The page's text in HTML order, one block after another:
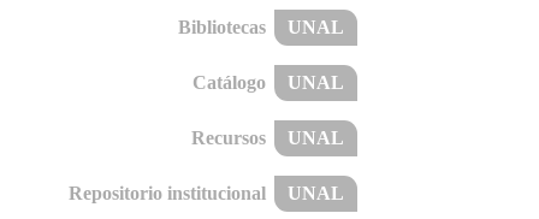
Bibliotecas UNAL
Catálogo UNAL
Recursos UNAL
Repositorio institucional UNAL